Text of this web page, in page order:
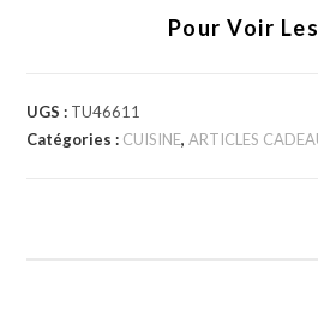
Pour Voir
UGS : TU46611
Catégories : CUISINE,ARTICLES